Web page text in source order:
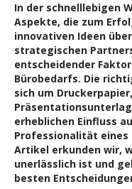
In der schnelllebigen
Aspekte, die zum
innovativen Ideen
strategischen
entscheidender
Bürobedarfs. Die
sich um
erheblichen Einfluss
Professionalität eines
Artikel erkunden wir,
unerlässlich ist und
besten